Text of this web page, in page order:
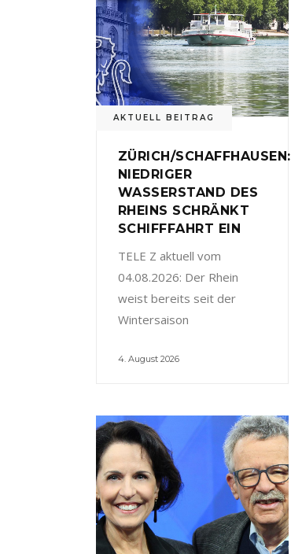
AKTUELL BEITRAG
ZÜRICH/SCHAFFHAUSEN:
NIEDRIGER
WASSERSTAND DES
RHEINS SCHRÄNKT
SCHIFFFAHRT EIN
TELE Z aktuell vom
04.08.2026: Der Rhein
weist bereits seit der
Wintersaison
4. August 2026